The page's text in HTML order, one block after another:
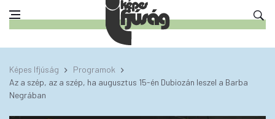
Képes Ifjúság
Programok
Az a szép, az a szép, ha augusztus 15-én Dubiozán leszel a Barba
Negrában